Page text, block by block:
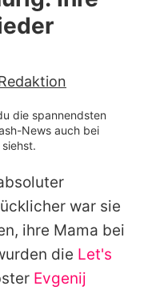
die spannendsten
News auch bei
war sie
ihre Mama bei
die Let's
Evgenij